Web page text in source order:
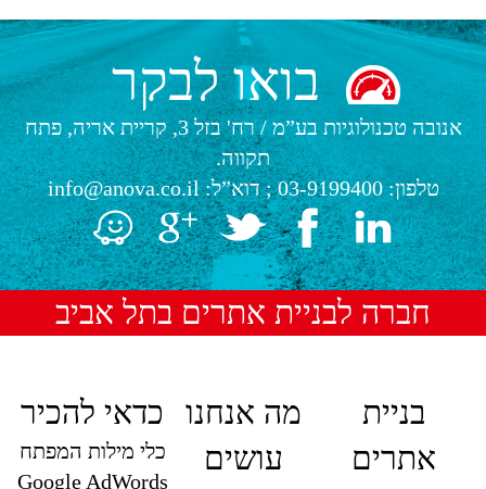
בואו לבקר
אנובה טכנולוגיות בע”מ/
רח' בזל 3, קריית אריה, פתח
תקווה.
טלפון:03-9199400; דוא”ל:info@anova.co.il
חברה לבניית אתרים בתל אביב
בניית
אתרים
מה אנחנו
עושים
כדאי להכיר
כלי מילות המפתח
Google AdWords